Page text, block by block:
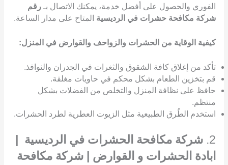
الفوري والحصول على أفضل خدمة، يمكنك الاتصال بـ رقم
شركة مكافحة حشرات في الرديسية المتاح على مدار الساعة.
كيفية الوقاية من الحشرات والزواحف والقوارض في المنزل:
تأكد من إغلاق كافة الشقوق والثغرات في الجدران والنوافذ.
قم بتخزين الطعام بشكل محكم في حاويات مغلقة.
حافظ على نظافة المنزل والتخلص من الفضلات بشكل
منتظم.
استخدم الطُرق الطبيعية مثل الزيوت العطرية لطرد الحشرات.
2. شركة مكافحة الحشرات في الرديسية |
ابادة الحشرات و القوارض | شركة مكافحة